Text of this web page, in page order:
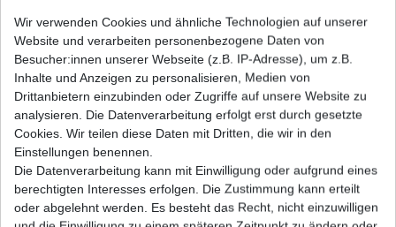
Bremslichtschalter vorne Honda CBR 600 RR
PC40 2007-2012
UVP 13,60 € 11,11 € *
*inkl. ges. MwSt.
Wir verwenden Cookies und ähnliche Technologien auf unserer
Website und verarbeiten personenbezogene Daten von
Besucher:innen unserer Webseite (z.B. IP-Adresse), um z.B.
Inhalte und Anzeigen zu personalisieren, Medien von
Drittanbietern einzubinden oder Zugriffe auf unsere Website zu
analysieren. Die Datenverarbeitung erfolgt erst durch gesetzte
Cookies. Wir teilen diese Daten mit Dritten, die wir in den
Einstellungen benennen.
Die Datenverarbeitung kann mit Einwilligung oder aufgrund eines
berechtigten Interesses erfolgen. Die Zustimmung kann erteilt
oder abgelehnt werden. Es besteht das Recht, nicht einzuwilligen